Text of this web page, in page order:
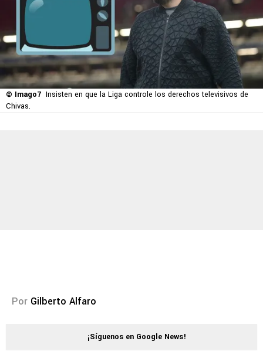
© Imago7 Insisten en que la Liga controle los derechos televisivos de
Chivas.
Por Gilberto Alfaro
¡Síguenos en Google News!